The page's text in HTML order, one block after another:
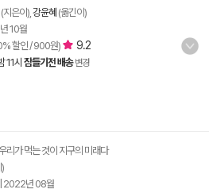
(지은이), 강윤혜 (옮긴이)
10월
할인 / 900원) 9.2
11시 잠들기전 배송 변경
리가 먹는 것이 지구의 미래다
2022년 08월